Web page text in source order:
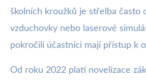
školních kroužků je střelba často
vzduchovky nebo laserové
pokročilí účastníci mají přístup k
Od roku 2022 platí novelizace